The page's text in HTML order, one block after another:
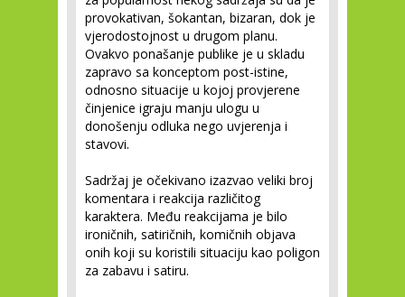
provokativan, šokantan, bizaran, dok je
vjerodostojnost u drugom planu.
Ovakvo ponašanje publike je u skladu
zapravo sa konceptom post-istine,
odnosno situacije u kojoj provjerene
činjenice igraju manju ulogu u
donošenju odluka nego uvjerenja i
stavovi.
Sadržaj je očekivano izazvao veliki broj
komentara i reakcija različitog
karaktera. Među reakcijama je bilo
ironičnih, satiričnih, komičnih objava
onih koji su koristili situaciju kao poligon
za zabavu i satiru.